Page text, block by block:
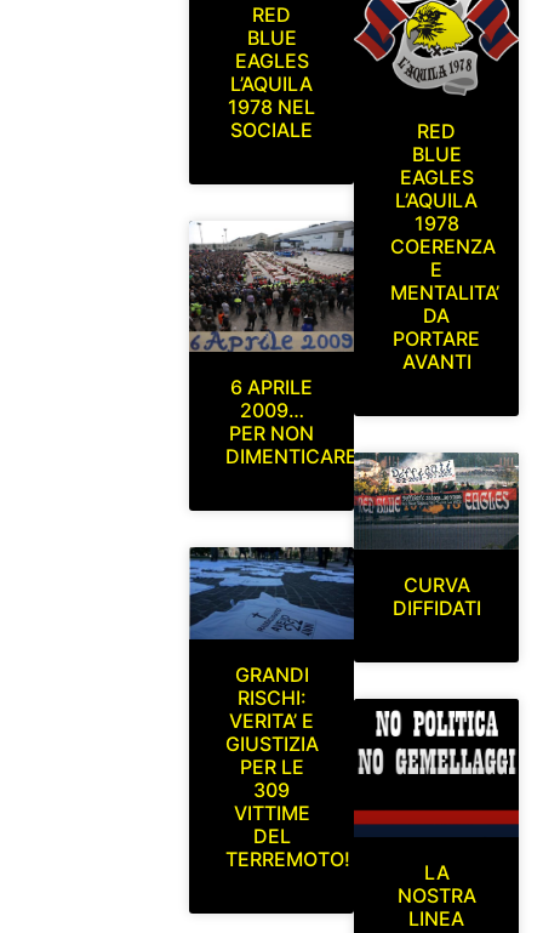
RED
BLUE
EAGLES
L’AQUILA
1978 NEL
SOCIALE
6 APRILE
2009…
PER NON
DIMENTICARE
GRANDI
RISCHI:
VERITA’ E
GIUSTIZIA
PER LE
309
VITTIME
DEL
TERREMOTO!
RED
BLUE
EAGLES
L’AQUILA
1978
COERENZA
E
MENTALITA’
DA
PORTARE
AVANTI
CURVA
DIFFIDATI
LA
NOSTRA
LINEA